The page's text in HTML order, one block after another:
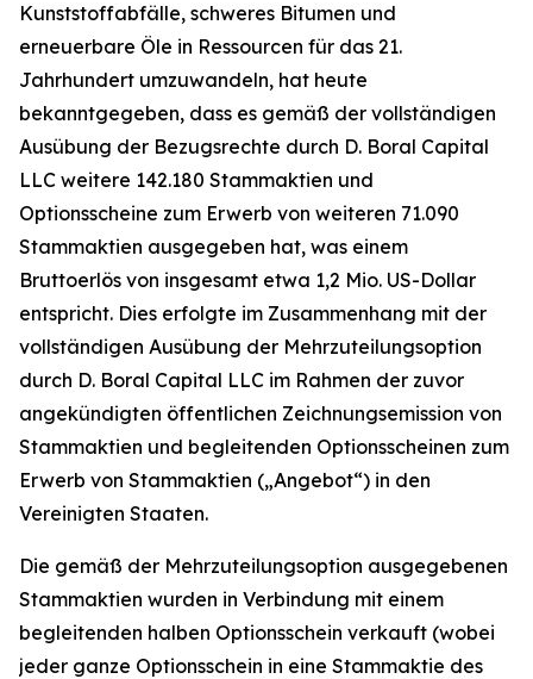
Kunststoffabfälle, schweres Bitumen und
erneuerbare Öle in Ressourcen für das 21.
Jahrhundert umzuwandeln, hat heute
bekanntgegeben, dass es gemäß der vollständigen
Ausübung der Bezugsrechte durch D. Boral Capital
LLC weitere 142.180 Stammaktien und
Optionsscheine zum Erwerb von weiteren 71.090
Stammaktien ausgegeben hat, was einem
Bruttoerlös von insgesamt etwa 1,2 Mio. US-Dollar
entspricht. Dies erfolgte im Zusammenhang mit der
vollständigen Ausübung der Mehrzuteilungsoption
durch D. Boral Capital LLC im Rahmen der zuvor
angekündigten öffentlichen Zeichnungsemission von
Stammaktien und begleitenden Optionsscheinen zum
Erwerb von Stammaktien („Angebot“) in den
Vereinigten Staaten.
Die gemäß der Mehrzuteilungsoption ausgegebenen
Stammaktien wurden in Verbindung mit einem
begleitenden halben Optionsschein verkauft (wobei
jeder ganze Optionsschein in eine Stammaktie des